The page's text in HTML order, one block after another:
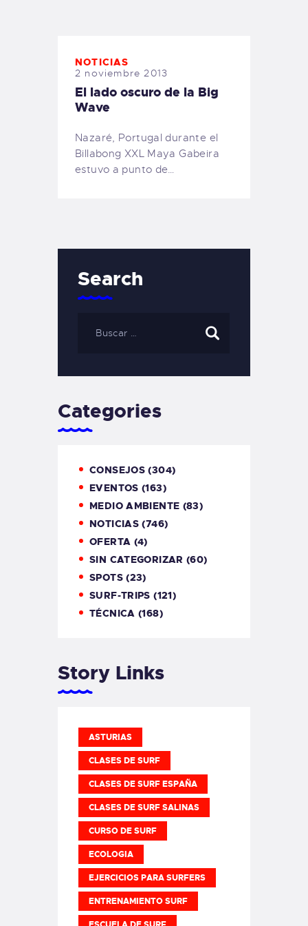
NOTICIAS
2 noviembre 2013
El lado oscuro de la Big
Wave
Nazaré, Portugal durante el
Billabong XXL Maya Gabeira
estuvo a punto de…
Search
Categories
CONSEJOS (304)
EVENTOS (163)
MEDIO AMBIENTE (83)
NOTICIAS (746)
OFERTA (4)
SIN CATEGORIZAR (60)
SPOTS(23)
SURF-TRIPS (121)
TÉCNICA (168)
Story Links
ASTURIAS
CLASES DE SURF
CLASES DE SURF ESPAÑA
CLASES DE SURF SALINAS
CURSO DE SURF
ECOLOGIA
EJERCICIOS PARA SURFERS
ENTRENAMIENTO SURF